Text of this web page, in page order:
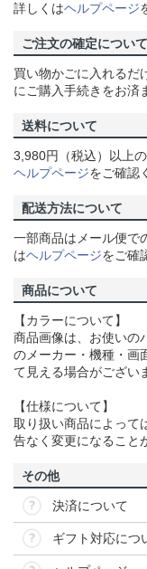
詳しくはヘルプページ
ご注文の確定について
買い物かごに入れるだ
にご購入手続きをお済
送料について
3,980円（税込）以上
ヘルプページをご確認
配送方法について
一部商品はメール便で
はヘルプページをご確
商品について
【カラーについて】
商品画像は、お使いの
のメーカー・機種・画
て見える場合がござい
【仕様について】
取り扱い商品によって
告なく変更になること
その他
決済について
ギフト対応につ